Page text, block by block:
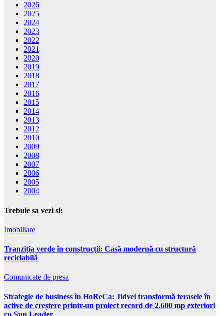
2026
2025
2024
2023
2022
2021
2020
2019
2018
2017
2016
2015
2014
2013
2012
2010
2009
2008
2007
2006
2005
2004
Trebuie sa vezi si:
Imobiliare
Tranziția verde în construcții: Casă modernă cu structură
reciclabilă
Comunicate de presa
Strategie de business în HoReCa: Jidvei transformă terasele în
active de creștere printr-un proiect record de 2.600 mp exteriori
cu Sun Leader